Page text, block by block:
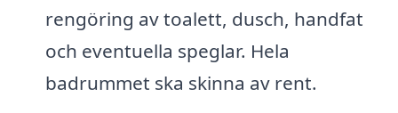
rengöring av toalett, dusch, handfat
och eventuella speglar. Hela
badrummet ska skinna av rent.